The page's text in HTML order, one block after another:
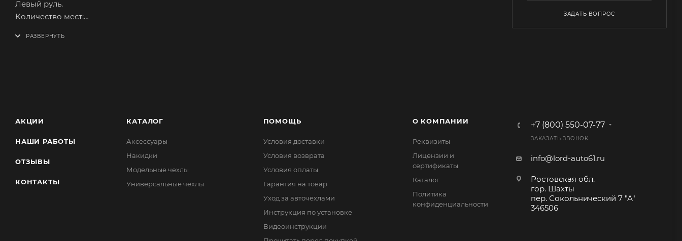
Левый руль.
Количество мест:
Чехол подлокотника:
ЗАДАТЬ ВОПРОС
АКЦИИ
НАШИ РАБОТЫ
ОТЗЫВЫ
КОНТАКТЫ
КАТАЛОГ
Аксессуары
Накидки
Модельные чехлы
Универсальные чехлы
ПОМОЩЬ
Условия доставки
Условия возврата
Условия оплаты
Гарантия на товар
Уход за авточехлами
Инструкция по установке
Видеоинструкции
О КОМПАНИИ
Реквизиты
Лицензии и
сертификаты
Каталог
Политика
конфиденциальности
+7 (800) 550-07-77
ЗАКАЗАТЬ ЗВОНОК
info@lord-auto61.ru
Ростовская обл.
гор. Шахты
пер. Сокольнический 7 "А"
346506